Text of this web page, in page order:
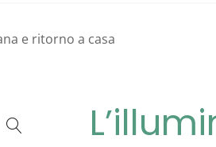
e ritorno a casa